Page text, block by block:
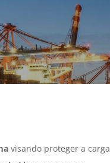
visando proteger a carga